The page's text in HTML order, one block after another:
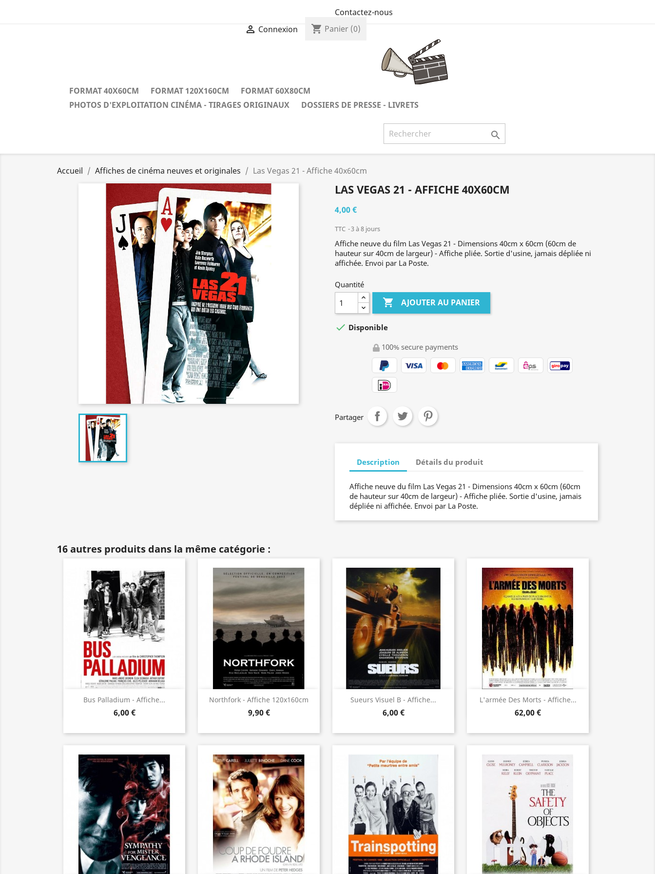
Contactez-nous
 Connexion shopping_cart Panier (0)
FORMAT 40X60CM FORMAT 120X160CM
FORMAT 60X80CM
PHOTOS D'EXPLOITATION CINÉMA - TIRAGES ORIGINAUX
DOSSIERS DE PRESSE - LIVRETS

Accueil Affiches de cinéma neuves et originales Las Vegas 21 - Affiche 40x60cm
LAS VEGAS 21 - AFFICHE 40X60CM
4,00 €
TTC 3 à 8 jours
Affiche neuve du film Las Vegas 21 - Dimensions 40cm x 60cm (60cm de
hauteur sur 40cm de largeur) - Affiche pliée. Sortie d'usine, jamais dépliée ni
affichée. Envoi par La Poste.
Quantité
 AJOUTER AU PANIER
 Disponible
100% secure payments
Partager
Description Détails du produit
Affiche neuve du film Las Vegas 21 - Dimensions 40cm x 60cm (60cm
de hauteur sur 40cm de largeur) - Affiche pliée. Sortie d'usine, jamais
dépliée ni affichée. Envoi par La Poste.
16 autres produits dans la même catégorie :
Bus Palladium - Affiche...
6,00 €
Aperçu rapide Northfork - Affiche 120x160cm
9,90 €
Aperçu rapide Sueurs Visuel B - Affiche...
6,00 €
Aperçu rapide L'armée Des Morts - Affiche...
62,00 €
 Aperçu rapide